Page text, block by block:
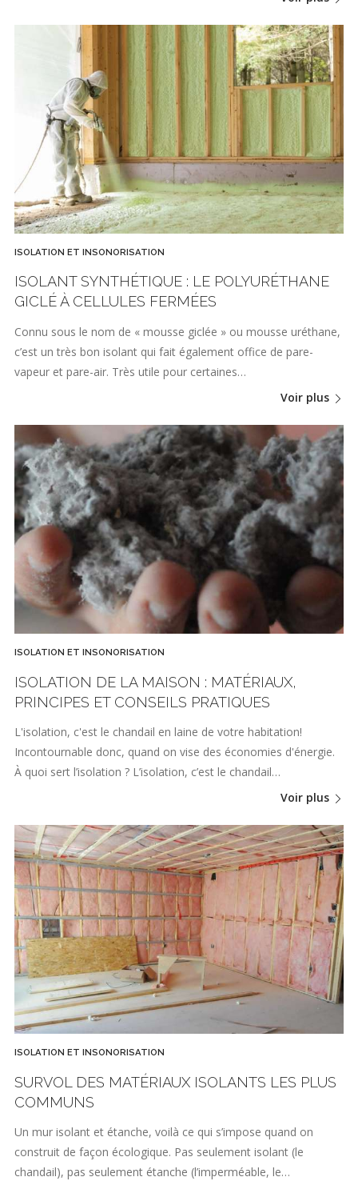
ISOLATION ET INSONORISATION
ISOLANT SYNTHÉTIQUE : LE POLYURÉTHANE
GICLÉ À CELLULES FERMÉES
Connu sous le nom de « mousse giclée » ou mousse uréthane,
c’est un très bon isolant qui fait également office de pare-
vapeur et pare-air. Très utile pour certaines…
Voir plus
ISOLATION ET INSONORISATION
ISOLATION DE LA MAISON : MATÉRIAUX,
PRINCIPES ET CONSEILS PRATIQUES
L'isolation, c'est le chandail en laine de votre habitation!
Incontournable donc, quand on vise des économies d'énergie.
À quoi sert l’isolation ? L’isolation, c’est le chandail…
Voir plus
ISOLATION ET INSONORISATION
SURVOL DES MATÉRIAUX ISOLANTS LES PLUS
COMMUNS
Un mur isolant et étanche, voilà ce qui s’impose quand on
construit de façon écologique. Pas seulement isolant (le
chandail), pas seulement étanche (l’imperméable, le…